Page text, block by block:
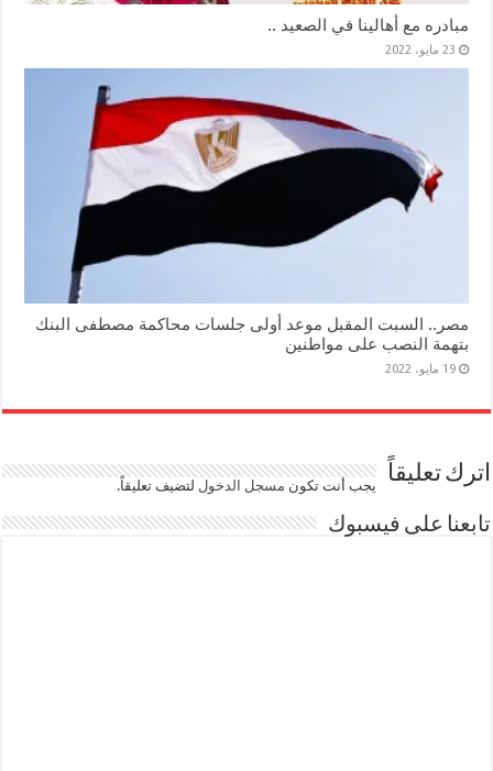
مبادره مع أهالينا في الصعيد ..
23 مايو، 2022
مصر.. السبت المقبل موعد أولى جلسات محاكمة مصطفى البنك
بتهمة النصب على مواطنين
19 مايو، 2022
اترك تعليقاً يجب أنت تكون مسجل الدخوللتضيف تعليقاً.
تابعنا على فيسبوك